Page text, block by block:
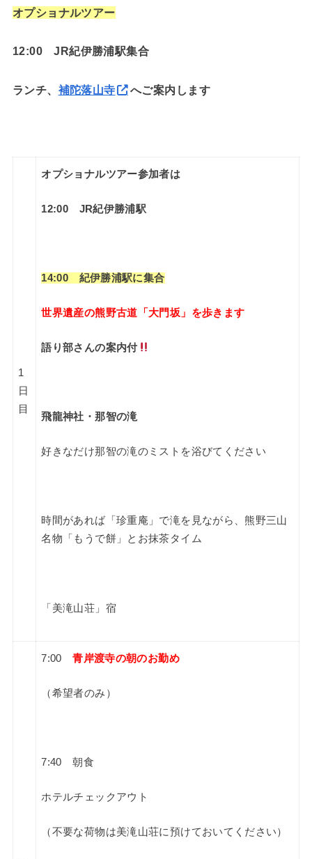
オプショナルツアー
12:00 JR紀伊勝浦駅集合
ランチ、 補陀落山寺 へご案内します
1
日
目
オプショナルツアー参加者は
12:00 JR紀伊勝浦駅
14:00 紀伊勝浦駅に集合
世界遺産の熊野古道 「大門坂」を歩きます
語り部さんの案内付
飛龍神社・那智の滝
好きなだけ那智の滝のミストを浴びてください
時間があれば「珍重庵」で滝を見ながら、熊野三山
名物「もうで餅」とお抹茶タイム
「美滝山荘」宿
7:00青岸渡寺の朝のお勤め
（希望者のみ ）
7:40 朝食
ホテルチェックアウト
（不要な荷物は美滝山荘に預けておいてください）